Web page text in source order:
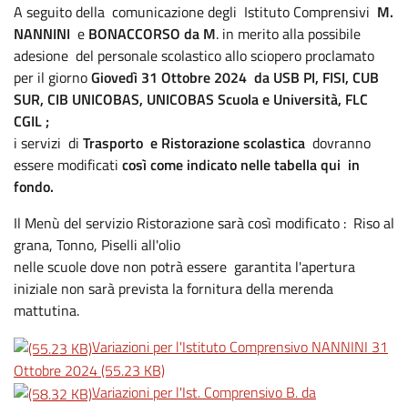
A seguito della comunicazione degli Istituto Comprensivi M.
NANNINI e BONACCORSO da M. in merito alla possibile
adesione del personale scolastico allo sciopero proclamato
per il giornoGiovedì 31 Ottobre 2024 da USB PI, FISI, CUB
SUR, CIB UNICOBAS, UNICOBAS Scuola e Università, FLC
CGIL ;
i servizi di Trasporto e Ristorazione scolastica dovranno
essere modificati così come indicato nelle tabella qui in
fondo.
Il Menù del servizio Ristorazione sarà così modificato : Riso al
grana, Tonno, Piselli all'olio
nelle scuole dove non potrà essere garantita l'apertura
iniziale non sarà prevista la fornitura della merenda
mattutina.
Variazioni per l'Istituto Comprensivo NANNINI 31
Ottobre 2024(55.23 KB)
Variazioni per l'Ist. Comprensivo B. da